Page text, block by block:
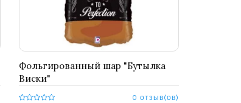
Фольгированный шар "Бутылка
Виски"
0 отзыв(ов)